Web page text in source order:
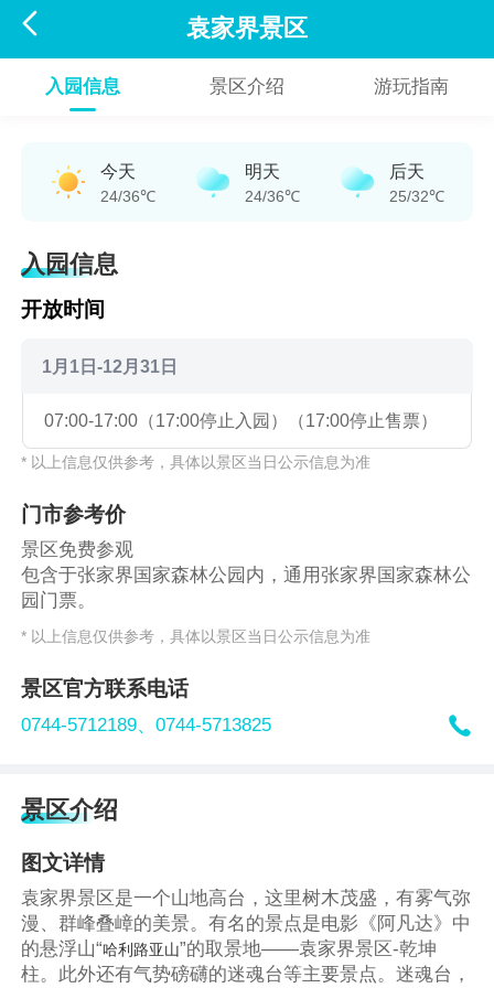
 袁家界景区
入园信息 景区介绍 游玩指南
今天
24/36℃
明天
24/36℃
后天
25/32℃
入园信息
开放时间
1月1日-12月31日
07:00-17:00（17:00停止入园）（17:00停止售票）
* 以上信息仅供参考，具体以景区当日公示信息为准
门市参考价
景区免费参观
包含于张家界国家森林公园内，通用张家界国家森林公
园门票。
* 以上信息仅供参考，具体以景区当日公示信息为准
景区官方联系电话
0744-5712189、0744-5713825 
景区介绍
图文详情
袁家界景区是一个山地高台，这里树木茂盛，有雾气弥
漫、群峰叠嶂的美景。有名的景点是电影《阿凡达》中
的悬浮山“哈利路亚山”的取景地——袁家界景区-乾坤
柱。此外还有气势磅礴的迷魂台等主要景点。迷魂台，